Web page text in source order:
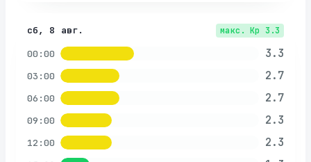
сб, 8 авг. макс. Kp 3.3
00:00 3.3
03:00 2.7
06:00 2.7
09:00 2.3
12:00 2.3